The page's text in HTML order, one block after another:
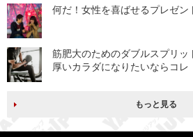
何だ！女性を喜ばせるプレゼン
筋肥大のためのダブルスプリ
厚いカラダになりたいならコレ
もっと見る